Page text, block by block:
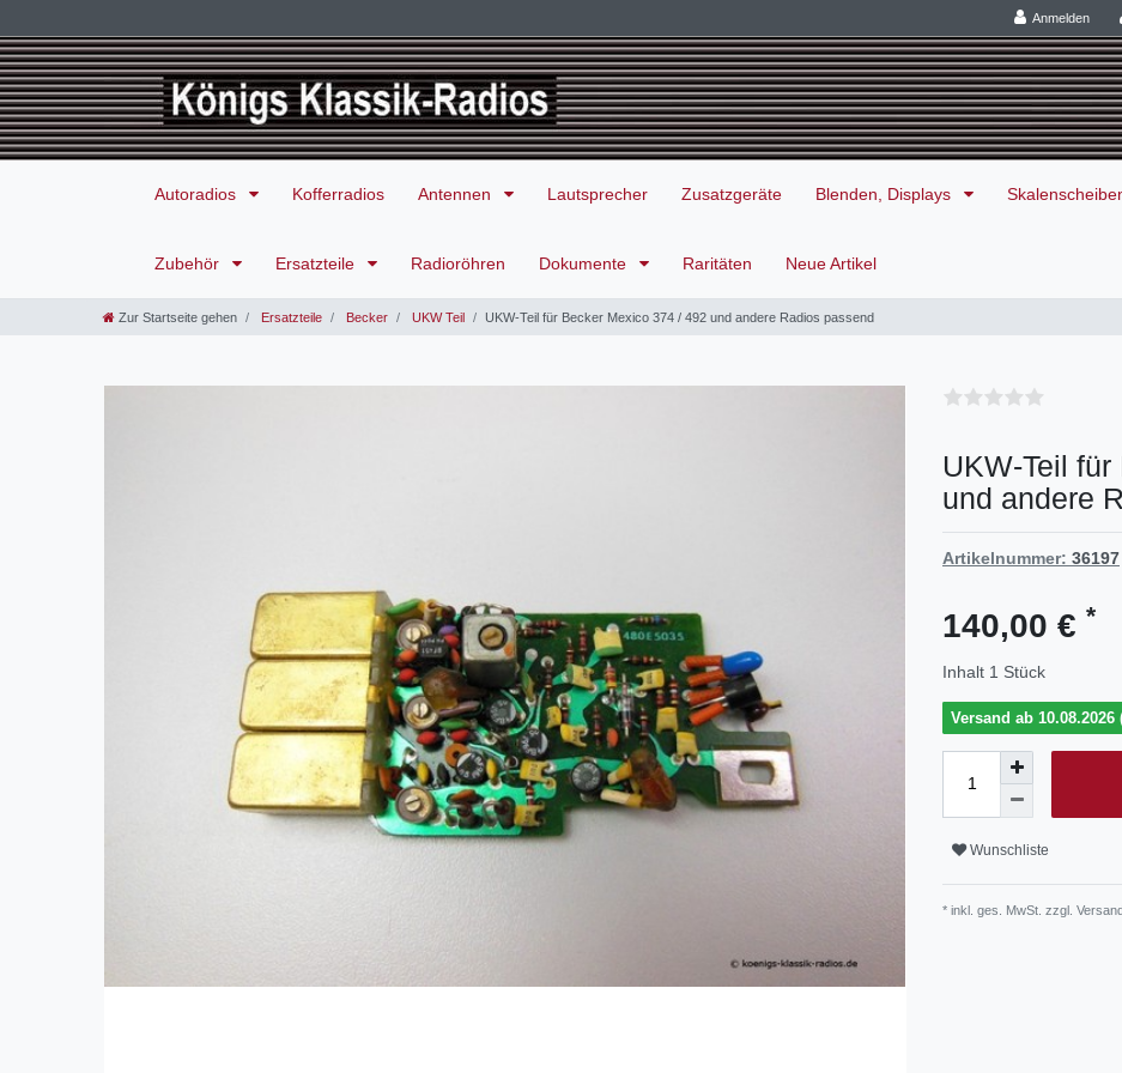
Anmelden
Autoradios Kofferradios Antennen Lautsprecher Zusatzgeräte Blenden, Displays
Zubehör Ersatzteile Radioröhren Dokumente Raritäten Neue Artikel
Zur Startseite gehen Ersatzteile Becker UKW Teil UKW-Teil für Becker Mexico 374 / 492 und andere Radios passend
UKW-Teil
und andere
Artikelnummer: 36197
140,00 € *
Inhalt 1 Stück
Versand ab 10.08.2026
Wunschliste
* inkl. ges. MwSt. zzgl.